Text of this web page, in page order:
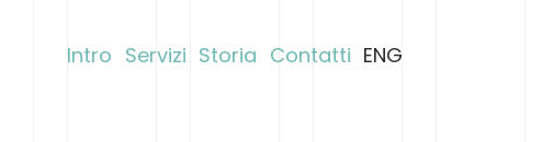
Intro Servizi Storia Contatti ENG